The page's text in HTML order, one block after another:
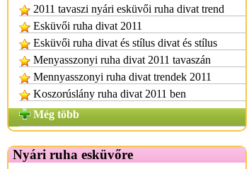
2011 tavaszi nyári esküvői ruha divat trend
Esküvői ruha divat 2011
Esküvői ruha divat és stílus divat és stílus
Menyasszonyi ruha divat 2011 tavaszán
Mennyasszonyi ruha divat trendek 2011
Koszorúslány ruha divat 2011 ben
Még több
Nyári ruha esküvőre